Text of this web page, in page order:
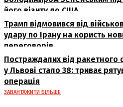
його візиту до США
Трамп відмовився від
удару по Ірану на користь
переговорів
Постраждалих від ракетного
у Львові стало 38: триває
операція
ЗАВАНТАЖИТИ БІЛЬШЕ